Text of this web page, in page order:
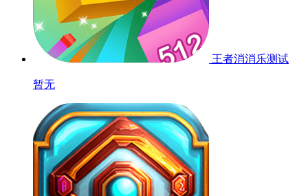
王者消消乐测试
暂无